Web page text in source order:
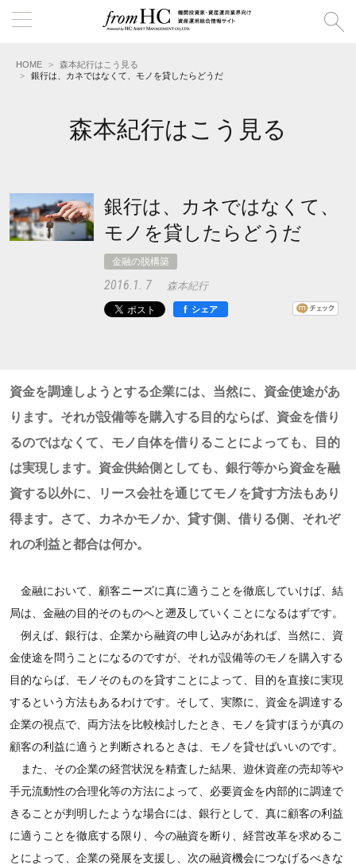
HOME
森本紀行はこう見る
銀行は、カネではなくて、モノを貸したらどうだ
森本紀行はこう見る
銀行は、カネではなくて、
モノを貸したらどうだ
金融の脱構築
2016.1. 7
森本紀行
f
シェア
資金を調達しようとする企業には、当然に、資金使途があ
ります。それが設備等を購入する目的ならば、資金を借り
るのではなくて、モノ自体を借りることによっても、目的
は実現します。資金供給側としても、銀行等から資金を融
資する以外に、リース会社を通じてモノを貸す方法もあり
得ます。さて、カネかモノか、貸す側、借りる側、それぞ
れの利益と都合は何か。
金融において、顧客ニーズに真に適うことを徹底していけば、結
局は、金融の目的そのものへと遡及していくことになるはずです。
例えば、銀行は、企業から融資の申し込みがあれば、当然に、資
金使途を問うことになるのですが、それが設備等のモノを購入する
目的ならば、モノそのものを貸すことによって、目的を直接に実現
するという方法もあるわけです。そして、実際に、資金を調達する
企業の視点で、両方法を比較検討したとき、モノを貸すほうが真の
顧客の利益に適うと判断されるときは、モノを貸せばいいのです。
また、その企業の経営状況を精査した結果、遊休資産の売却等や
手元流動性の合理化等の方法によって、必要資金を内部的に調達で
きることが判明したような場合には、銀行として、真に顧客の利益
に適うことを徹底する限り、今の融資を断り、経営改革を求めるこ
とによって、企業の発展を支援し、次の融資機会につなげるべきな